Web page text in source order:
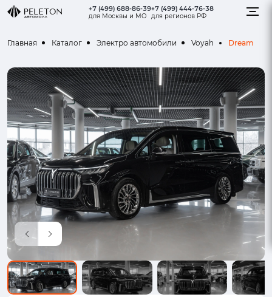
+7 (499) 688-86-39
для Москвы и МО
+7 (499) 444-76-38
для регионов РФ
Главная Каталог Электро автомобили Voyah Dream